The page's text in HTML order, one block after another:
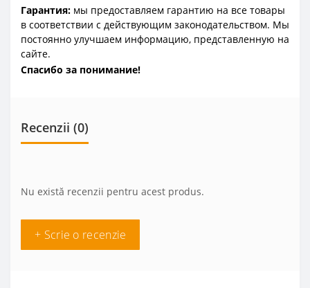
Гарантия: мы предоставляем гарантию на все товары
в соответствии с действующим законодательством. Мы
постоянно улучшаем информацию, представленную на
сайте.
Спасибо за понимание!
Recenzii (0)
Nu există recenzii pentru acest produs.
+ Scrie o recenzie